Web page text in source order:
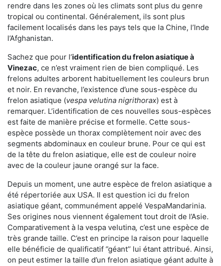
rendre dans les zones où les climats sont plus du genre
tropical ou continental. Généralement, ils sont plus
facilement localisés dans les pays tels que la Chine, l’Inde
l’Afghanistan.
Sachez que pour l’identification du frelon asiatiqueà
Vinezac, ce n’est vraiment rien de bien compliqué. Les
frelons adultes arborent habituellement les couleurs brun
et noir. En revanche, l’existence d’une sous-espèce du
frelon asiatique (vespa velutina nigrithorax) est à
remarquer. L’identification de ces nouvelles sous-espèces
est faite de manière précise et formelle. Cette sous-
espèce possède un thorax complètement noir avec des
segments abdominaux en couleur brune. Pour ce qui est
de la tête du frelon asiatique, elle est de couleur noire
avec de la couleur jaune orangé sur la face.
Depuis un moment, une autre espèce de frelon asiatique a
été répertoriée aux USA. Il est question ici du frelon
asiatique géant, communément appelé VespaMandarinia.
Ses origines nous viennent également tout droit de l’Asie.
Comparativement à la vespa velutina, c’est une espèce de
très grande taille. C’est en principe la raison pour laquelle
elle bénéficie de qualificatif ‘’géant’’ lui étant attribué. Ainsi,
on peut estimer la taille d’un frelon asiatique géant adulte à